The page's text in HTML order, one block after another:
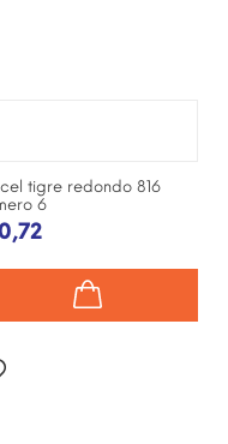
tigre redondo 816
6